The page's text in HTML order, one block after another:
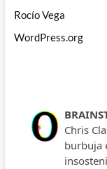
Rocío Vega
WordPress.org